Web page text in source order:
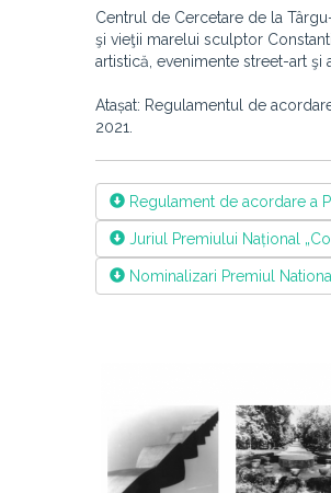
Centrul de Cercetare de la
şi vieţii marelui sculptor
artistică, evenimente street-art şi
Atașat: Regulamentul de
2021.
Regulament de acordare a
Juriul Premiului Național
Nominalizari Premiul